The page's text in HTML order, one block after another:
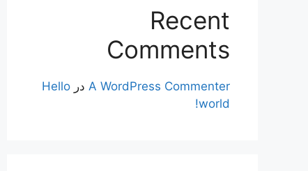
Recent
Comments
A WordPress Commenter در Hello
world!